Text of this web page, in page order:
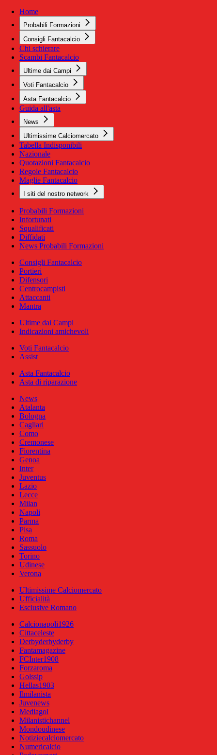
Home
Probabili Formazioni
Consigli Fantacalcio
Chi schierare
Scambi Fantacalcio
Ultime dai Campi
Voti Fantacalcio
Asta Fantacalcio
Guida all'asta
News
Ultimissime Calciomercato
Tabella Indisponibili
Nazionale
Quotazioni Fantacalcio
Regole Fantacalcio
Maglie Fantacalcio
I siti del nostro network
Probabili Formazioni
Infortunati
Squalificati
Diffidati
News Probabili Formazioni
Consigli Fantacalcio
Portieri
Difensori
Centrocampisti
Attaccanti
Mantra
Ultime dai Campi
Indicazioni amichevoli
Voti Fantacalcio
Assist
Asta Fantacalcio
Asta di riparazione
News
Atalanta
Bologna
Cagliari
Como
Cremonese
Fiorentina
Genoa
Inter
Juventus
Lazio
Lecce
Milan
Napoli
Parma
Pisa
Roma
Sassuolo
Torino
Udinese
Verona
Ultimissime Calciomercato
Ufficialità
Esclusive Romano
Calcionapoli1926
Cittaceleste
Derbyderbyderby
Fantamagazine
FCInter1908
Forzaroma
Golssip
Hellas1903
Ilmilanista
Juvenews
Mediagol
Milanistichannel
Mondoudinese
Notiziecalciomercato
Numericalcio